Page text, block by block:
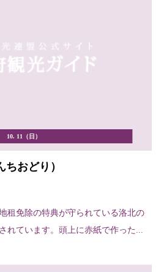
10. 11（日）
おどり）
租免除の特典が守られている洛北の
れています。頭上に赤紙で作った...